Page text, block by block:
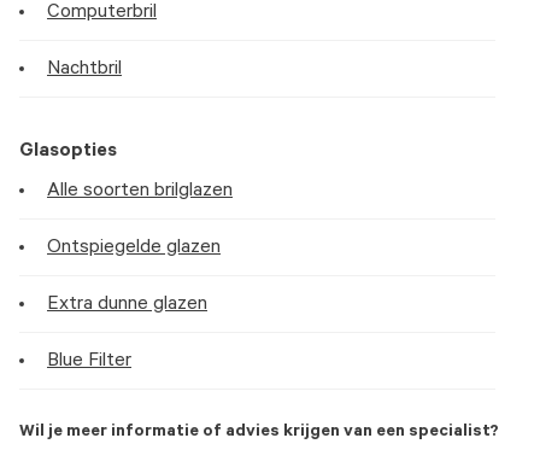
Computerbril
Nachtbril
Glasopties
Alle soorten brilglazen
Ontspiegelde glazen
Extra dunne glazen
Blue Filter
Wil je meer informatie of advies krijgen van een specialist?